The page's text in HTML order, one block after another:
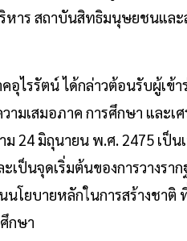
หาร สถาบันสิทธิมนุษยชนแล
ไรรัตน์ ได้กล่าวต้อนรับผู้เข้า
มเสมอภาค การศึกษา และเ
24 มิถุนายน พ.ศ. 2475 เป็
เป็นจุดเริ่มต้นของการวางร
โยบายหลักในการสร้างชา
กษา